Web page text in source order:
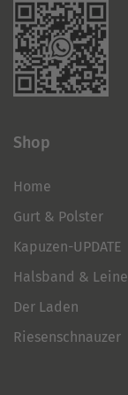
Shop
Home
Gurt & Polster
Kapuzen-UPDATE
Halsband & Leine
Der Laden
Riesenschnauzer